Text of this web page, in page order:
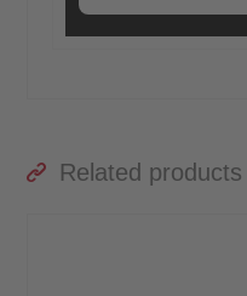
Related products